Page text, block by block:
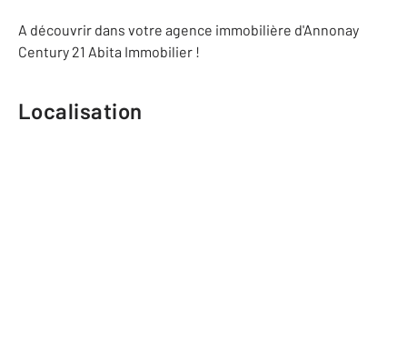
A découvrir dans votre agence immobilière d'Annonay
Century 21 Abita Immobilier !
Localisation